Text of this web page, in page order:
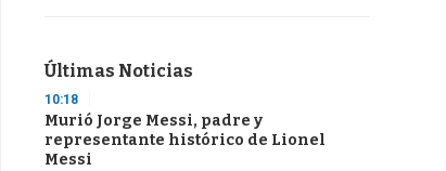
Últimas Noticias
10:18
Murió Jorge Messi, padre y
representante histórico de Lionel
Messi